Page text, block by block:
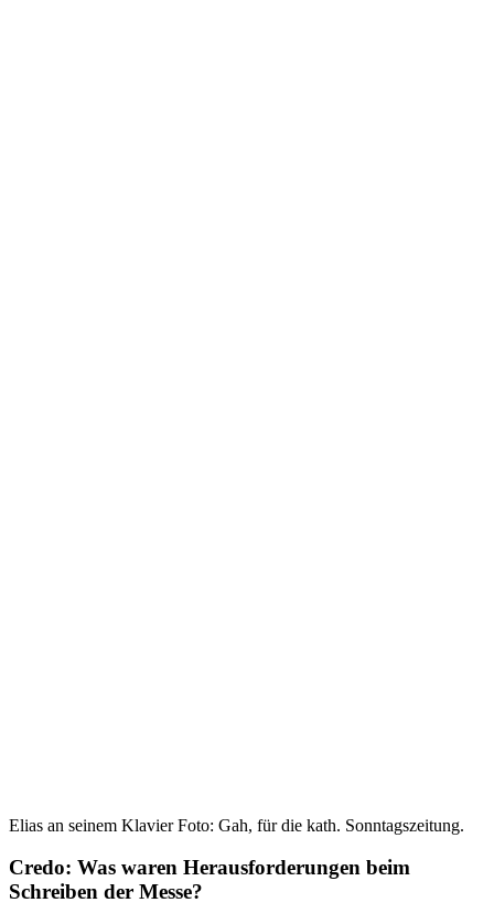
Elias an seinem Klavier Foto: Gah, für die kath. Sonntagszeitung.
Credo: Was waren Herausforderungen beim
Schreiben der Messe?